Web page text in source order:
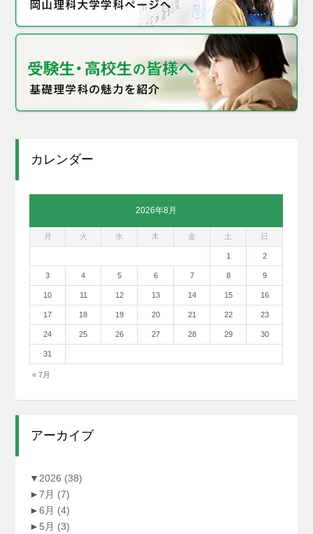
カレンダー
2026年8月
月 火 水 木 金 土 日
« 7月
1 2
3 4 5 6 7 8 9
10 11 12 13 14 15 16
17 18 19 20 21 22 23
24 25 26 27 28 29 30
31
アーカイブ
▼ 2026 (38)
►7月 (7)
►6月 (4)
► 5月 (3)